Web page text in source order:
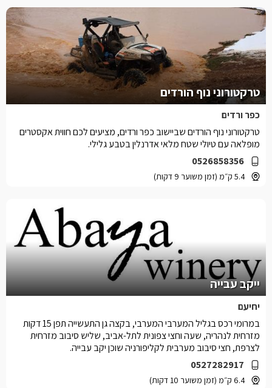
טרקטורוני נוף הורדים
כפר ורדים
0526858356
5.4 ק״מ (זמן משוער 9 דקות)
טרקטורוני נוף הורדים שביישוב כפר ורדים, מציעים לכם חווית אקסטרים
מופלאה עם טיולי שטח מלאי אדרנלין בטבע גלילי.
ייקב עבייה
יחיעם
0527282917
6.4 ק״מ (זמן משוער 10 דקות)
במרומי רכס בגליל המערבי המערבי, בקצה גן התעשייה תפן 15 דקות
מזרחית לנהריה, שעה וחצי צפונית לתל-אביב, שליש סיבוב מזרחית
לצרפת, חצי סיבוב מערבית לקליפורניה שוכן יקב עבייה.